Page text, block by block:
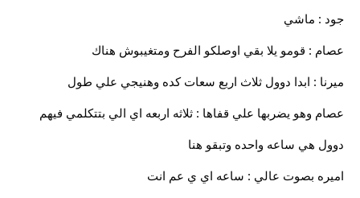
جود : ماشي
عصام : قومو يلا بقي اوصلكو الفرح ومتغيبوش هناك
ميرنا : ابدا دوول ثلاث اربع سعات كده وهنيجي علي طول
عصام وهو يضربها علي قفاها : ثلاثه اربعه اي الي بتتكلمي فيهم
دوول هي ساعه واحده وتبقو هنا
اميره بصوت عالي : ساعه اي ي عم انت